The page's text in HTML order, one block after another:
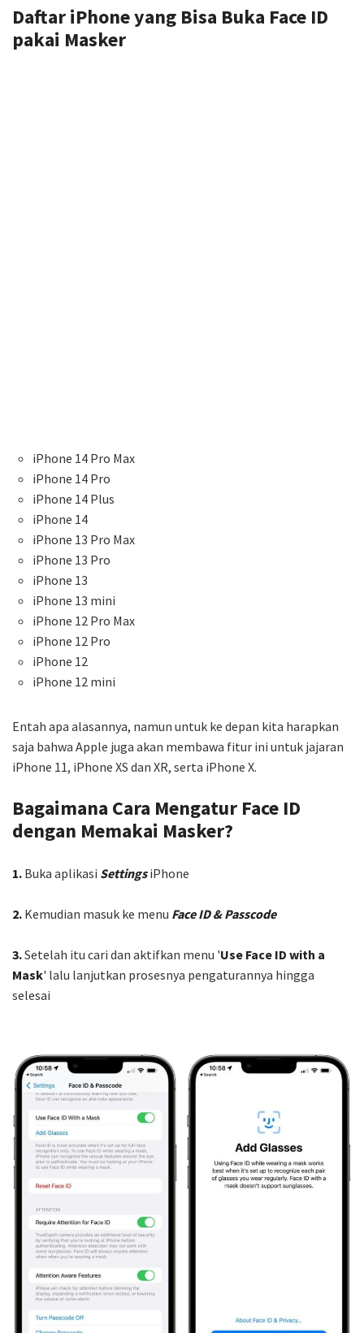
Daftar iPhone yang Bisa Buka Face ID
pakai Masker
iPhone 14 Pro Max
iPhone 14 Pro
iPhone 14 Plus
iPhone 14
iPhone 13 Pro Max
iPhone 13 Pro
iPhone 13
iPhone 13 mini
iPhone 12 Pro Max
iPhone 12 Pro
iPhone 12
iPhone 12 mini
Entah apa alasannya, namun untuk ke depan kita harapkan
saja bahwa Apple juga akan membawa fitur ini untuk jajaran
iPhone 11, iPhone XS dan XR, serta iPhone X.
Bagaimana Cara Mengatur Face ID
dengan Memakai Masker?
1. Buka aplikasi SettingsiPhone
2. Kemudian masuk ke menu Face ID & Passcode
3.Setelah itu cari dan aktifkan menu 'Use Face ID with a
Mask' lalu lanjutkan prosesnya pengaturannya hingga
selesai